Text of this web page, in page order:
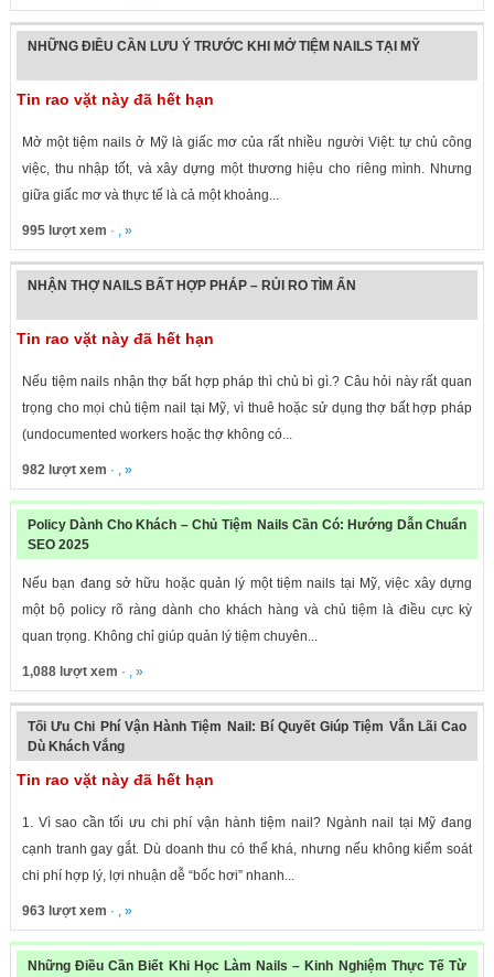
NHỮNG ĐIỀU CẦN LƯU Ý TRƯỚC KHI MỞ TIỆM NAILS TẠI MỸ
Tin rao vặt này đã hết hạn
Mở một tiệm nails ở Mỹ là giấc mơ của rất nhiều người Việt: tự chủ công
việc, thu nhập tốt, và xây dựng một thương hiệu cho riêng mình. Nhưng
giữa giấc mơ và thực tế là cả một khoảng...
995 lượt xem · , »
NHẬN THỢ NAILS BẤT HỢP PHÁP – RỦI RO TÌM ẨN
Tin rao vặt này đã hết hạn
Nếu tiệm nails nhận thợ bất hợp pháp thì chủ bì gì.? Câu hỏi này rất quan
trọng cho mọi chủ tiệm nail tại Mỹ, vì thuê hoặc sử dụng thợ bất hợp pháp
(undocumented workers hoặc thợ không có...
982 lượt xem · , »
Policy Dành Cho Khách – Chủ Tiệm Nails Cần Có: Hướng Dẫn Chuẩn
SEO 2025
Nếu bạn đang sở hữu hoặc quản lý một tiệm nails tại Mỹ, việc xây dựng
một bộ policy rõ ràng dành cho khách hàng và chủ tiệm là điều cực kỳ
quan trọng. Không chỉ giúp quản lý tiệm chuyên...
1,088 lượt xem · , »
Tối Ưu Chi Phí Vận Hành Tiệm Nail: Bí Quyết Giúp Tiệm Vẫn Lãi Cao
Dù Khách Vắng
Tin rao vặt này đã hết hạn
1. Vì sao cần tối ưu chi phí vận hành tiệm nail? Ngành nail tại Mỹ đang
cạnh tranh gay gắt. Dù doanh thu có thể khá, nhưng nếu không kiểm soát
chi phí hợp lý, lợi nhuận dễ “bốc hơi” nhanh...
963 lượt xem · , »
Những Điều Cần Biết Khi Học Làm Nails – Kinh Nghiệm Thực Tế Từ